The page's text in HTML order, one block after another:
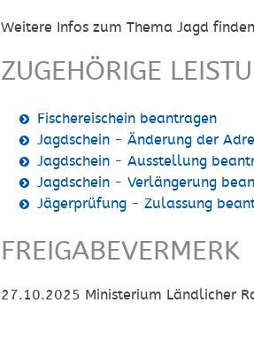
Weitere Infos zum Thema Jagd
ZUGEHÖRIGE
Fischereischein beantragen
Jagdschein - Änderung der
Jagdschein - Ausstellung
Jagdschein - Verlängerung
Jägerprüfung - Zulassung
FREIGABEVERMERK
27.10.2025 Ministerium Ländlicher